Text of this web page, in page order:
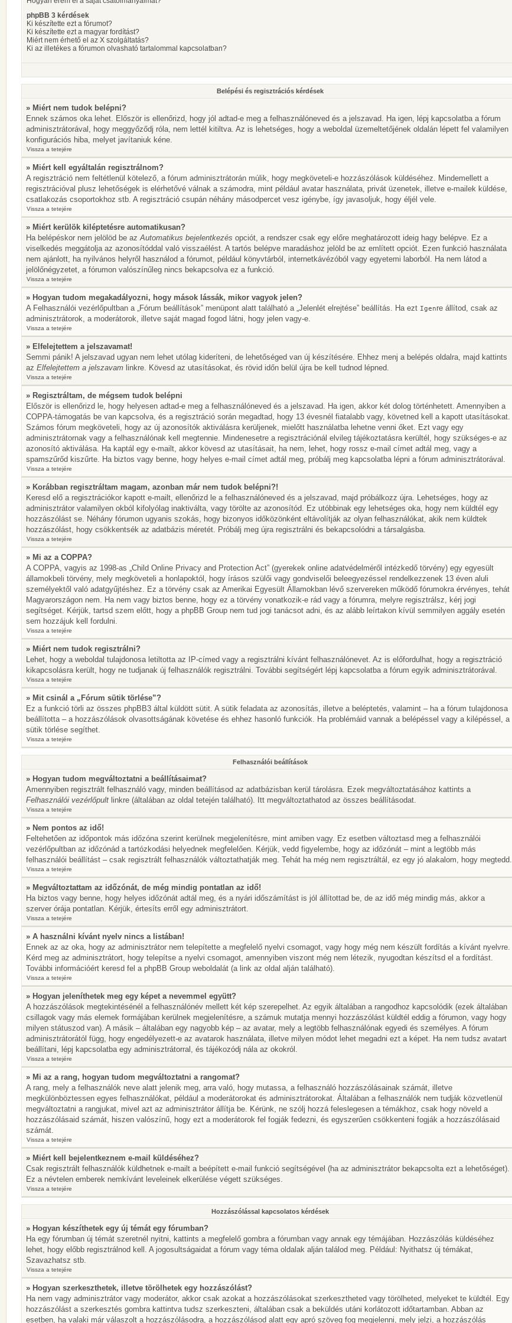
phpBB 3 kérdések
Ki készítette ezt a fórumot?
Ki készítette ezt a magyar fordítást?
Miért nem érhető el az X szolgáltatás?
Ki az illetékes a fórumon olvasható tartalommal kapcsolatban?
Belépési és regisztrációs kérdések
» Miért nem tudok belépni?
Ennek számos oka lehet. Először is ellenőrizd, hogy jól adtad-e meg a felhasználóneved és a jelszavad. Ha igen, lépj kapcsolatba a fórum
adminisztrátorával, hogy meggyőződj róla, nem lettél kitiltva. Az is lehetséges, hogy a weboldal üzemeltetőjének oldalán lépett fel valamilyen
konfigurációs hiba, melyet javítaniuk kéne.
Vissza a tetejére
» Miért kell egyáltalán regisztrálnom?
A regisztráció nem feltétlenül kötelező, a fórum adminisztrátorán múlik, hogy megköveteli-e hozzászólások küldéséhez. Mindemellett a
regisztrációval plusz lehetőségek is elérhetővé válnak a számodra, mint például avatar használata, privát üzenetek, illetve e-mailek küldése,
csatlakozás csoportokhoz stb. A regisztráció csupán néhány másodpercet vesz igénybe, így javasoljuk, hogy éljél vele.
Vissza a tetejére
» Miért kerülök kiléptetésre automatikusan?
Ha belépéskor nem jelölöd be azAutomatikus bejelentkezés opciót, a rendszer csak egy előre meghatározott ideig hagy belépve. Ez a
viselkedés meggátolja az azonosítóddal való visszaélést. A tartós belépve maradáshoz jelöld be az említett opciót. Ezen funkció használata
nem ajánlott, ha nyilvános helyről használod a fórumot, például könyvtárból, internetkávézóból vagy egyetemi laborból. Ha nem látod a
jelölőnégyzetet, a fórumon valószínűleg nincs bekapcsolva ez a funkció.
Vissza a tetejére
» Hogyan tudom megakadályozni, hogy mások lássák, mikor vagyok jelen?
A Felhasználói vezérlőpultban a „Fórum beállítások” menüpont alatt található a „Jelenlét elrejtése” beállítás. Ha ezt Igenre állítod, csak az
adminisztrátorok, a moderátorok, illetve saját magad fogod látni, hogy jelen vagy-e.
Vissza a tetejére
» Elfelejtettem a jelszavamat!
Semmi pánik! A jelszavad ugyan nem lehet utólag kideríteni, de lehetőséged van új készítésére. Ehhez menj a belépés oldalra, majd kattints
az Elfelejtettem a jelszavam linkre. Kövesd az utasításokat, és rövid időn belül újra be kell tudnod lépned.
Vissza a tetejére
» Regisztráltam, de mégsem tudok belépni
Először is ellenőrizd le, hogy helyesen adtad-e meg a felhasználóneved és a jelszavad. Ha igen, akkor két dolog történhetett. Amennyiben a
COPPA-támogatás be van kapcsolva, és a regisztráció során megadtad, hogy 13 évesnél fiatalabb vagy, követned kell a kapott utasításokat.
Számos fórum megköveteli, hogy az új azonosítók aktiválásra kerüljenek, mielőtt használatba lehetne venni őket. Ezt vagy egy
adminisztrátornak vagy a felhasználónak kell megtennie. Mindenesetre a regisztrációnál elvileg tájékoztatásra kerültél, hogy szükséges-e az
azonosító aktiválása. Ha kaptál egy e-mailt, akkor kövesd az utasításait, ha nem, lehet, hogy rossz e-mail címet adtál meg, vagy a
spamszűrőd kiszűrte. Ha biztos vagy benne, hogy helyes e-mail címet adtál meg, próbálj meg kapcsolatba lépni a fórum adminisztrátorával.
Vissza a tetejére
» Korábban regisztráltam magam, azonban már nem tudok belépni?!
Keresd elő a regisztrációkor kapott e-mailt, ellenőrizd le a felhasználóneved és a jelszavad, majd próbálkozz újra. Lehetséges, hogy az
adminisztrátor valamilyen okból kifolyólag inaktiválta, vagy törölte az azonosítód. Ez utóbbinak egy lehetséges oka, hogy nem küldtél egy
hozzászólást se. Néhány fórumon ugyanis szokás, hogy bizonyos időközönként eltávolítják az olyan felhasználókat, akik nem küldtek
hozzászólást, hogy csökkentsék az adatbázis méretét. Próbálj meg újra regisztrálni és bekapcsolódni a társalgásba.
Vissza a tetejére
» Mi az a COPPA?
A COPPA, vagyis az 1998-as „Child Online Privacy and Protection Act” (gyerekek online adatvédelméről intézkedő törvény) egy egyesült
államokbeli törvény, mely megköveteli a honlapoktól, hogy írásos szülői vagy gondviselői beleegyezéssel rendelkezzenek 13 éven aluli
személyektől való adatgyűjtéshez. Ez a törvény csak az Amerikai Egyesült Államokban lévő szervereken működő fórumokra érvényes, tehát
Magyarországon nem. Ha nem vagy biztos benne, hogy ez a törvény vonatkozik-e rád vagy a fórumra, melyre regisztrálsz, kérj jogi
segítséget. Kérjük, tartsd szem előtt, hogy a phpBB Group nem tud jogi tanácsot adni, és az alább leírtakon kívül semmilyen aggály esetén
sem hozzájuk kell fordulni.
Vissza a tetejére
» Miért nem tudok regisztrálni?
Lehet, hogy a weboldal tulajdonosa letiltotta az IP-címed vagy a regisztrálni kívánt felhasználónevet. Az is előfordulhat, hogy a regisztráció
kikapcsolásra került, hogy ne tudjanak új felhasználók regisztrálni. További segítségért lépj kapcsolatba a fórum egyik adminisztrátorával.
Vissza a tetejére
» Mit csinál a „Fórum sütik törlése”?
Ez a funkció törli az összes phpBB3 által küldött sütit. A sütik feladata az azonosítás, illetve a beléptetés, valamint – ha a fórum tulajdonosa
beállította – a hozzászólások olvasottságának követése és ehhez hasonló funkciók. Ha problémáid vannak a belépéssel vagy a kilépéssel, a
sütik törlése segíthet.
Vissza a tetejére
Felhasználói beállítások
» Hogyan tudom megváltoztatni a beállításaimat?
Amennyiben regisztrált felhasználó vagy, minden beállításod az adatbázisban kerül tárolásra. Ezek megváltoztatásához kattints a
Felhasználói vezérlőpult linkre (általában az oldal tetején található). Itt megváltoztathatod az összes beállításodat.
Vissza a tetejére
» Nem pontos az idő!
Feltehetően az időpontok más időzóna szerint kerülnek megjelenítésre, mint amiben vagy. Ez esetben változtasd meg a felhasználói
vezérlőpultban az időzónád a tartózkodási helyednek megfelelően. Kérjük, vedd figyelembe, hogy az időzónát – mint a legtöbb más
felhasználói beállítást – csak regisztrált felhasználók változtathatják meg. Tehát ha még nem regisztráltál, ez egy jó alakalom, hogy megtedd.
Vissza a tetejére
» Megváltoztattam az időzónát, de még mindig pontatlan az idő!
Ha biztos vagy benne, hogy helyes időzónát adtál meg, és a nyári időszámítást is jól állítottad be, de az idő még mindig más, akkor a
szerver órája pontatlan. Kérjük, értesíts erről egy adminisztrátort.
Vissza a tetejére
» A használni kívánt nyelv nincs a listában!
Ennek az az oka, hogy az adminisztrátor nem telepítette a megfelelő nyelvi csomagot, vagy hogy még nem készült fordítás a kívánt nyelvre.
Kérd meg az adminisztrátort, hogy telepítse a nyelvi csomagot, amennyiben viszont még nem létezik, nyugodtan készítsd el a fordítást.
További információért keresd fel a phpBB Group weboldalát (a link az oldal alján található).
Vissza a tetejére
» Hogyan jeleníthetek meg egy képet a nevemmel együtt?
A hozzászólások megtekintésénél a felhasználónév mellett két kép szerepelhet. Az egyik általában a rangodhoz kapcsolódik (ezek általában
csillagok vagy más elemek formájában kerülnek megjelenítésre, a számuk mutatja mennyi hozzászólást küldtél eddig a fórumon, vagy hogy
milyen státuszod van). A másik – általában egy nagyobb kép – az avatar, mely a legtöbb felhasználónak egyedi és személyes. A fórum
adminisztrátorától függ, hogy engedélyezett-e az avatarok használata, illetve milyen módot lehet megadni ezt a képet. Ha nem tudsz avatart
beállítani, lépj kapcsolatba egy adminisztrátorral, és tájékozódj nála az okokról.
Vissza a tetejére
» Mi az a rang, hogyan tudom megváltoztatni a rangomat?
A rang, mely a felhasználók neve alatt jelenik meg, arra való, hogy mutassa, a felhasználó hozzászólásainak számát, illetve
megkülönböztessen egyes felhasználókat, például a moderátorokat és adminisztrátorokat. Általában a felhasználók nem tudják közvetlenül
megváltoztatni a rangjukat, mivel azt az adminisztrátor állítja be. Kérünk, ne szólj hozzá feleslegesen a témákhoz, csak hogy növeld a
hozzászólásaid számát, hiszen valószínű, hogy ezt a moderátorok fel fogják fedezni, és egyszerűen csökkenteni fogják a hozzászólásaid
számát.
Vissza a tetejére
» Miért kell bejelentkeznem e-mail küldéséhez?
Csak regisztrált felhasználók küldhetnek e-mailt a beépített e-mail funkció segítségével (ha az adminisztrátor bekapcsolta ezt a lehetőséget).
Ez a névtelen emberek nemkívánt leveleinek elkerülése végett szükséges.
Vissza a tetejére
Hozzászólással kapcsolatos kérdések
» Hogyan készíthetek egy új témát egy fórumban?
Ha egy fórumban új témát szeretnél nyitni, kattints a megfelelő gombra a fórumban vagy annak egy témájában. Hozzászólás küldéséhez
lehet, hogy előbb regisztrálnod kell. A jogosultságaidat a fórum vagy téma oldalak alján találod meg. Például: Nyithatsz új témákat,
Szavazhatsz stb.
Vissza a tetejére
» Hogyan szerkeszthetek, illetve törölhetek egy hozzászólást?
Ha nem vagy adminisztrátor vagy moderátor, akkor csak azokat a hozzászólásokat szerkesztheted vagy törölheted, melyeket te küldtél. Egy
hozzászólást a szerkesztés gombra kattintva tudsz szerkeszteni, általában csak a beküldés utáni korlátozott időtartamban. Abban az
esetben, ha valaki már válaszolt a hozzászólásodra, a hozzászólásod alatt egy apró szöveg fog megjelenni, mely jelzi, a hozzászólás